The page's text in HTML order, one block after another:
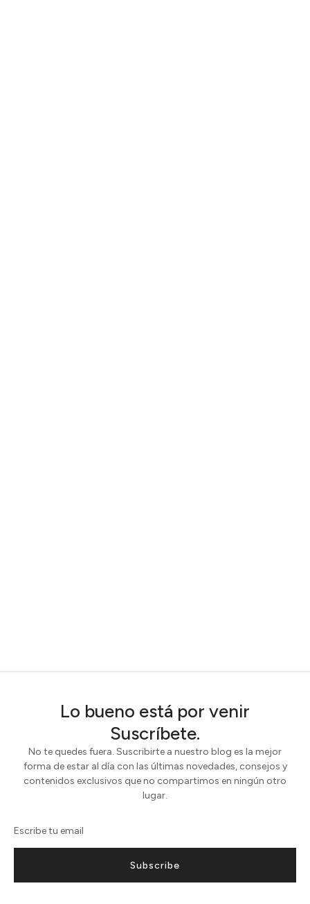
Lo bueno está por venir
Suscríbete.
No te quedes fuera. Suscribirte a nuestro blog es la mejor
forma de estar al día con las últimas novedades, consejos y
contenidos exclusivos que no compartimos en ningún otro
lugar.
Subscribe